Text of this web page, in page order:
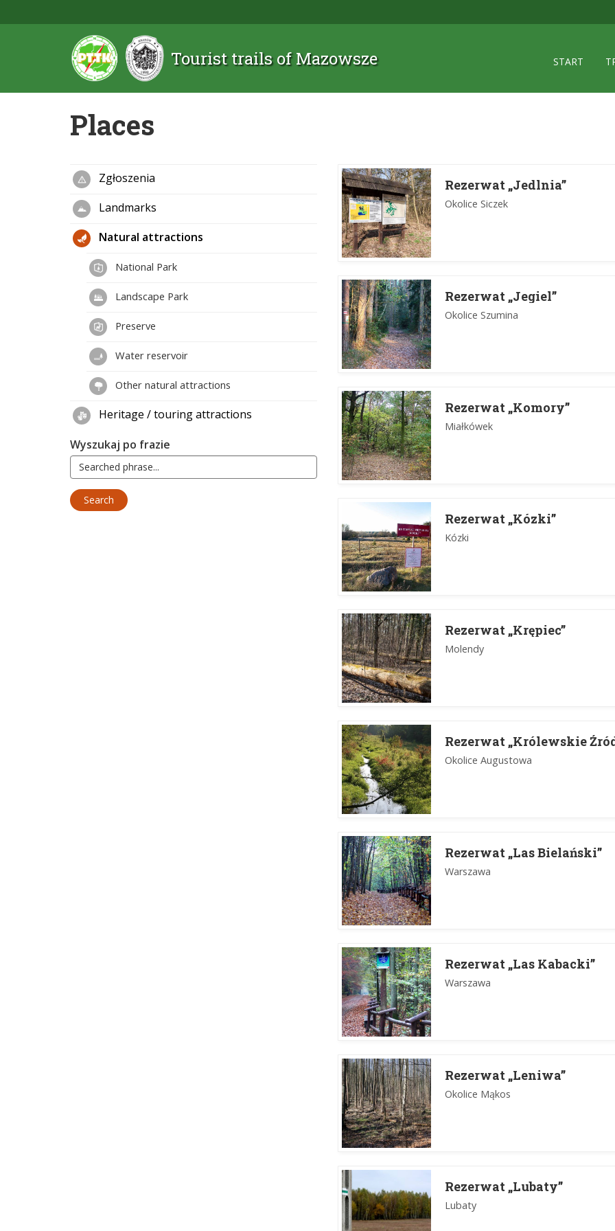
Tourist trails of Mazowsze START
Places
Rezerwat „Jedlnia”
Okolice Siczek
Rezerwat „Jegiel”
Okolice Szumina
Rezerwat „Komory”
Miałkówek
Rezerwat „Kózki”
Kózki
Rezerwat „Krępiec”
Molendy
Rezerwat „Królewskie
Okolice Augustowa
Rezerwat „Las Bielański”
Warszawa
Rezerwat „Las Kabacki”
Warszawa
Rezerwat „Leniwa”
Okolice Mąkos
Rezerwat „Lubaty”
Lubaty
Zgłoszenia
Landmarks
Natural attractions
National Park
Landscape Park
Preserve
Water reservoir
Other natural attractions
Heritage / touring attractions
Wyszukaj po frazie